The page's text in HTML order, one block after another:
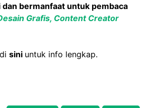
dan bermanfaat untuk pembaca
Grafis, Content Creator
sini untuk info lengkap.